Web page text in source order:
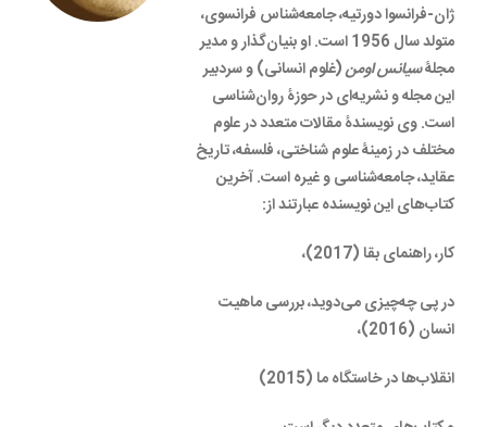
ژان-فرانسوا دورتیه، جامعه‌شناس فرانسوی،
متولد سال 1956 است. او بنیان‌گذار و مدیر
مجلۀسیانس اومن(غلوم انسانی) و سردبیر
این مجله و نشریه‌ای در حوزۀ روان‌شناسی
است. وی نویسندۀ مقالات متعدد در علوم
مختلف در زمینۀ علوم شناختی، فلسفه، تاریخ
عقاید، جامعه‌شناسی و غیره است. آخرین
کتاب‌های این نویسنده عبارتند از:
کار، راهنمای بقا (2017)،
در پی چه‌چیزی می‌دوید، بررسی ماهیت
انسان (2016)،
انقلاب‌ها در خاستگاه ما (2015)